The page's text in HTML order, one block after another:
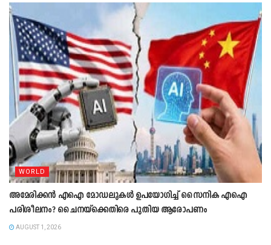
WORLD
അമേരിക്കൻ എഐ മോഡലുകൾ ഉപയോഗിച്ച് സൈനിക എഐ
പരിശീലനം? ചൈനയ്‌ക്കെതിരെ പുതിയ ആരോപണം
AUGUST 1, 2026